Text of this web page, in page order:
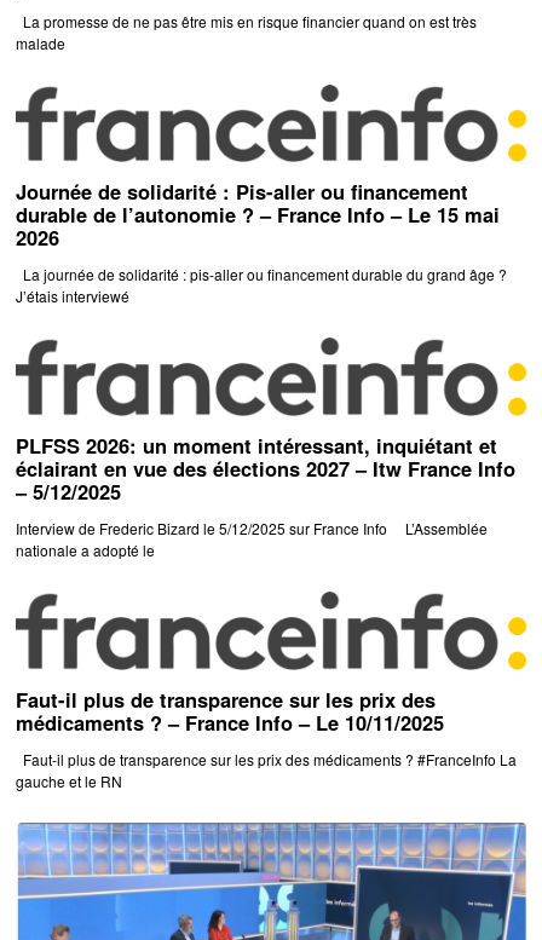
La promesse de ne pas être mis en risque financier quand on est très
malade
Journée de solidarité : Pis-aller ou financement
durable de l’autonomie ? – France Info – Le 15 mai
2026
La journée de solidarité : pis-aller ou financement durable du grand âge ?
J’étais interviewé
PLFSS 2026: un moment intéressant, inquiétant et
éclairant en vue des élections 2027 – Itw France Info
– 5/12/2025
Interview de Frederic Bizard le 5/12/2025 sur France Info L’Assemblée
nationale a adopté le
Faut-il plus de transparence sur les prix des
médicaments ? – France Info – Le 10/11/2025
Faut-il plus de transparence sur les prix des médicaments ? #FranceInfo La
gauche et le RN